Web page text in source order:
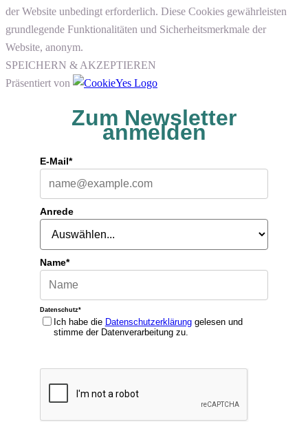
der Website unbedingt erforderlich. Diese Cookies gewährleisten
grundlegende Funktionalitäten und Sicherheitsmerkmale der
Website, anonym.
SPEICHERN & AKZEPTIEREN
Präsentiert von
Zum Newsletter
anmelden
E-Mail*
Anrede
Name*
Datenschutz*
Ich habe die Datenschutzerklärunggelesen und
stimme der Datenverarbeitung zu.